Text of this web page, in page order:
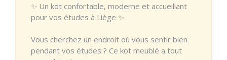
✨ Un kot confortable, moderne et accueillant
pour vos études à Liège ✨
Vous cherchez un endroit où vous sentir bien
pendant vos études ? Ce kot meublé a tout